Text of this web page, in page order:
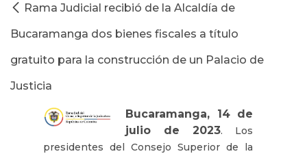
Rama Judicial recibió de la Alcaldía de
Bucaramanga dos bienes fiscales a título
gratuito para la construcción de un Palacio de
Justicia
Bucaramanga, 14 de
julio de 2023. Los
presidentes del Consejo Superior de la